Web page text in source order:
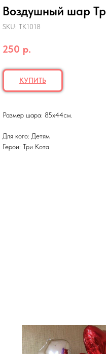
Воздушный шар
SKU: ТК1018
250 р.
КУПИТЬ
Размер шара: 85х44см.
Для кого: Детям
Герои: Три Кота